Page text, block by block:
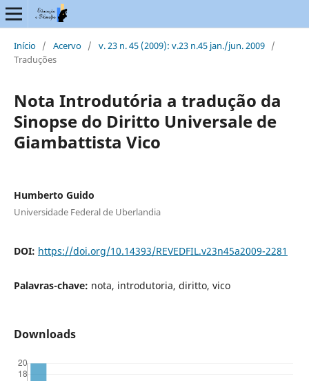
Início / Acervo / v. 23 n. 45 (2009): v.23 n.45 jan./jun. 2009 /
Traduções
Nota Introdutória a tradução da
Sinopse do Diritto Universale de
Giambattista Vico
Humberto Guido
Universidade Federal de Uberlandia
DOI: https://doi.org/10.14393/REVEDFIL.v23n45a2009-2281
Palavras-chave: nota, introdutoria, diritto, vico
Downloads